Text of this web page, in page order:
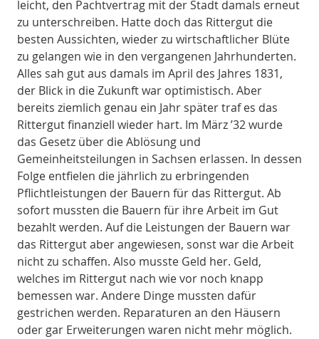
leicht, den Pachtvertrag mit der Stadt damals erneut
zu unterschreiben. Hatte doch das Rittergut die
besten Aussichten, wieder zu wirtschaftlicher Blüte
zu gelangen wie in den vergangenen Jahrhunderten.
Alles sah gut aus damals im April des Jahres 1831,
der Blick in die Zukunft war optimistisch. Aber
bereits ziemlich genau ein Jahr später traf es das
Rittergut finanziell wieder hart. Im März ’32 wurde
das Gesetz über die Ablösung und
Gemeinheitsteilungen in Sachsen erlassen. In dessen
Folge entfielen die jährlich zu erbringenden
Pflichtleistungen der Bauern für das Rittergut. Ab
sofort mussten die Bauern für ihre Arbeit im Gut
bezahlt werden. Auf die Leistungen der Bauern war
das Rittergut aber angewiesen, sonst war die Arbeit
nicht zu schaffen. Also musste Geld her. Geld,
welches im Rittergut nach wie vor noch knapp
bemessen war. Andere Dinge mussten dafür
gestrichen werden. Reparaturen an den Häusern
oder gar Erweiterungen waren nicht mehr möglich.